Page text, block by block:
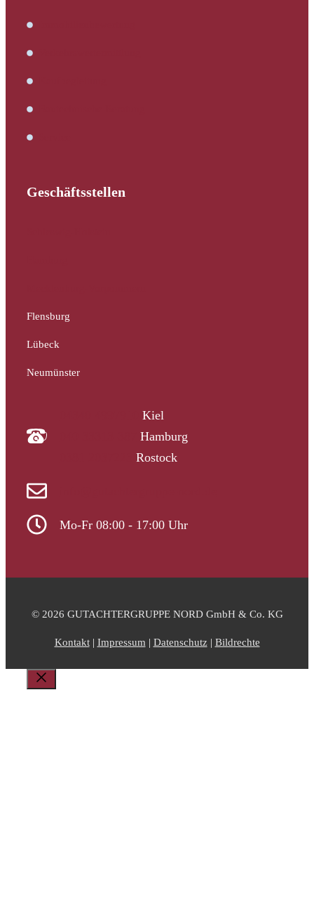
Geschäftsstellen
Flensburg
Lübeck
Neumünster
Kiel
Hamburg
Rostock
Mo-Fr 08:00 - 17:00 Uhr
© 2026 GUTACHTERGRUPPE NORD GmbH & Co. KG
Kontakt| Impressum | Datenschutz| Bildrechte
Schließen